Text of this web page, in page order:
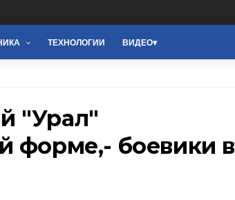
ТЕХНОЛОГИИ ВИДЕО
"Урал"
форме,- боевики в